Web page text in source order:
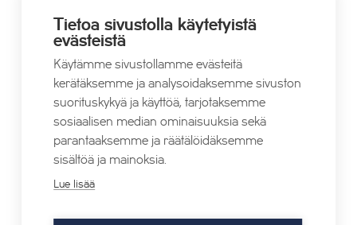
Puhelin
+358443788058
Verkkosivusto
Peer Günt
Tietoa sivustolla käytetyistä
evästeistä
Käytämme sivustollamme evästeitä
kerätäksemme ja analysoidaksemme sivuston
suorituskykyä ja käyttöä, tarjotaksemme
sosiaalisen median ominaisuuksia sekä
parantaaksemme ja räätälöidäksemme
sisältöä ja mainoksia.
Lue lisää